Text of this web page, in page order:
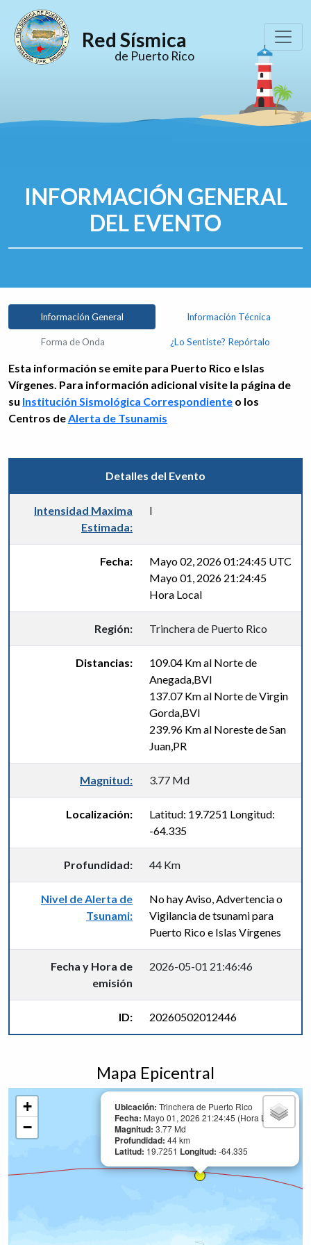
Red Sísmica
de Puerto Rico
INFORMACIÓN GENERAL
DEL EVENTO
Información General Información Técnica
Forma de Onda ¿Lo Sentiste? Repórtalo
Esta información se emite para Puerto Rico e Islas
Vírgenes. Para información adicional visite la página de
su Institución Sismológica Correspondiente o los
Centros deAlerta de Tsunamis
Detalles del Evento
Intensidad Maxima
Estimada:
I
Fecha:
Mayo 02, 2026 01:24:45 UTC
Mayo 01, 2026 21:24:45
Hora Local
Región: Trinchera de Puerto Rico
Distancias:
109.04 Km al Norte de
Anegada,BVI
137.07 Km al Norte de Virgin
Gorda,BVI
239.96 Km al Noreste de San
Juan,PR
Magnitud: 3.77 Md
Localización:
Latitud: 19.7251 Longitud:
-64.335
Profundidad: 44 Km
Nivel de Alerta de
Tsunami:
No hay Aviso, Advertencia o
Vigilancia de tsunami para
Puerto Rico e Islas Vírgenes
Fecha y Hora de
emisión
2026-05-01 21:46:46
ID: 20260502012446
Mapa Epicentral
Ubicación: Trinchera de Puerto Rico
Fecha: Mayo 01, 2026 21:24:45 (Hora Local)
Magnitud: 3.77 Md
Profundidad: 44 km
Latitud: 19.7251 Longitud: -64.335
+
−